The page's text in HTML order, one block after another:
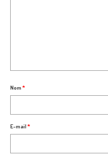
Nom *
E-mail*